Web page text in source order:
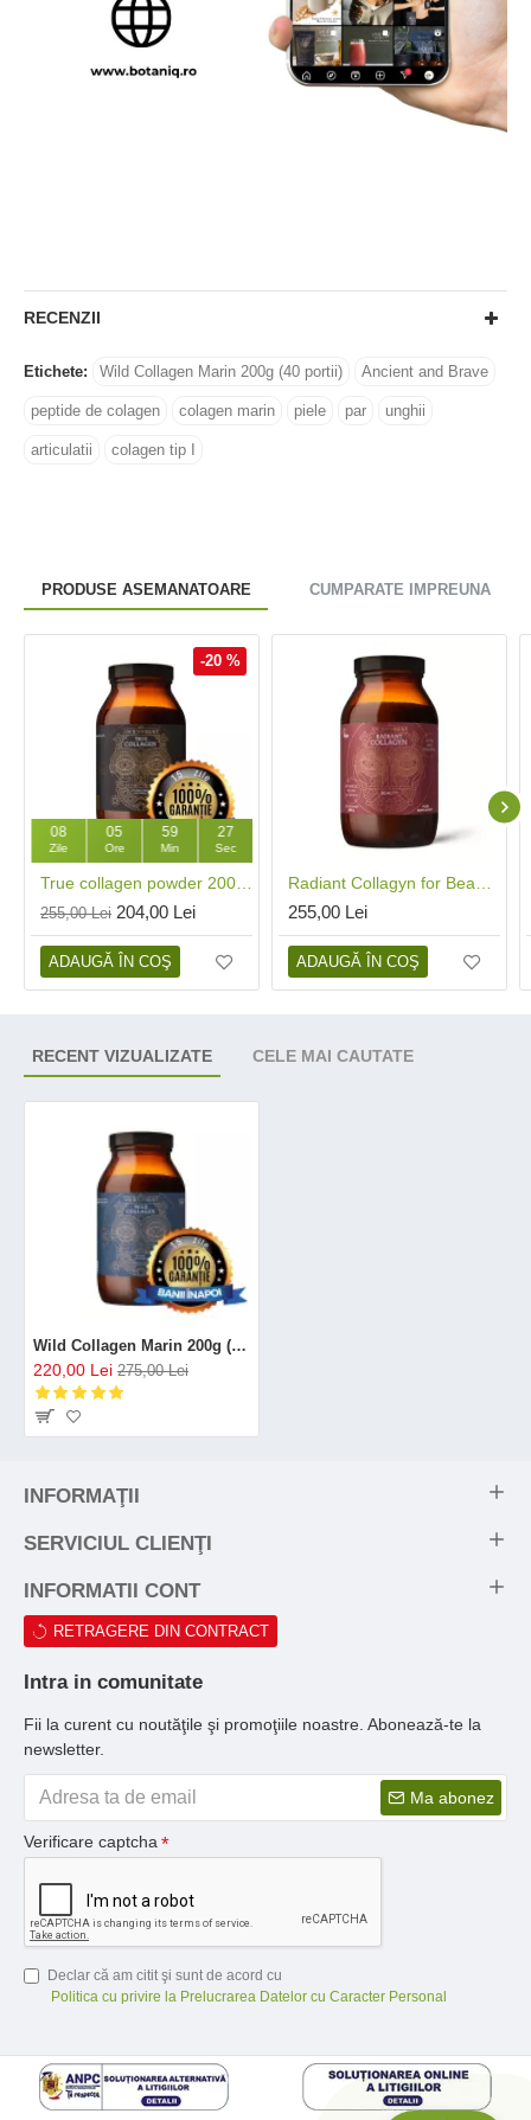
RECENZII
Etichete: Wild Collagen Marin 200g (40 portii) Ancient and Brave
peptide de colagen colagen marin piele par unghii
articulatii colagen tip I
PRODUSE ASEMANATOARE CUMPARATE IMPREUNA
-20 %
08
Zile
05
Ore
59
Min
26
Sec
255,00 Lei 204,00 Lei
ADAUGĂ ÎN COŞ
255,00 Lei
ADAUGĂ ÎN COŞ
RECENT VIZUALIZATE CELE MAI CAUTATE
Wild Collagen Marin 200g (40 portii), Ancient and Brave
220,00 Lei 275,00 Lei
INFORMAŢII
SERVICIUL CLIENŢI
INFORMATII CONT
RETRAGERE DIN CONTRACT
Intra in comunitate
Fii la curent cu noutăţile şi promoţiile noastre. Abonează-te la
newsletter.
Ma abonez
Verificare captcha
Declar că am citit şi sunt de acord cu
Politica cu privire la Prelucrarea Datelor cu Caracter Personal